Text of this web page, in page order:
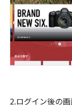
2.ログイン後の